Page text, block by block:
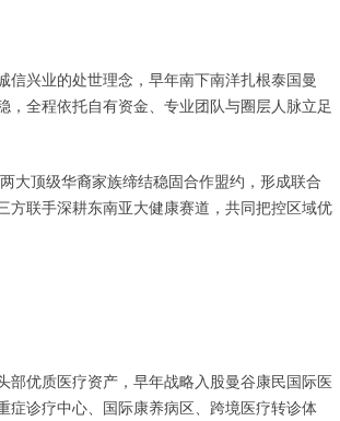
兴业的处世理念，早年南下南洋扎根泰国曼
全程依托自有资金、专业团队与圈层人脉立足
大顶级华裔家族缔结稳固合作盟约，形成联合
联手深耕东南亚大健康赛道，共同把控区域优
优质医疗资产，早年战略入股曼谷康民国际医
症诊疗中心、国际康养病区、跨境医疗转诊体